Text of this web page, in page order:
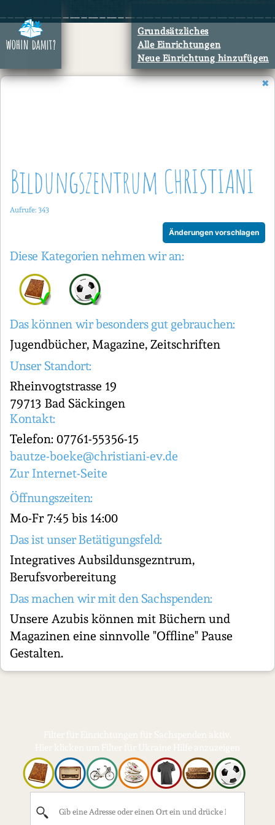
Inhalt
springen
Grundsätzliches
Alle Einrichtungen
Neue Einrichtung hinzufügen
Bildungszentrum CHRISTIANI
Aufrufe: 343
Änderungen vorschlagen
Diese Kategorien nehmen wir an:
Das können wir besonders gut gebrauchen:
Jugendbücher, Magazine, Zeitschriften
Unser Standort:
Rheinvogtstrasse 19
79713 Bad Säckingen
Kontakt:
Telefon: 07761-55356-15
bautze-boeke@christiani-ev.de
Zur Internet-Seite
Öffnungszeiten:
Mo-Fr 7:45 bis 14:00
Das ist unser Betätigungsfeld:
Integratives Aubsildunsgezntrum,
Berufsvorbereitung
Das machen wir mit den Sachspenden:
Unsere Azubis können mit Büchern und
Magazinen eine sinnvolle "Offline" Pause
Gestalten.